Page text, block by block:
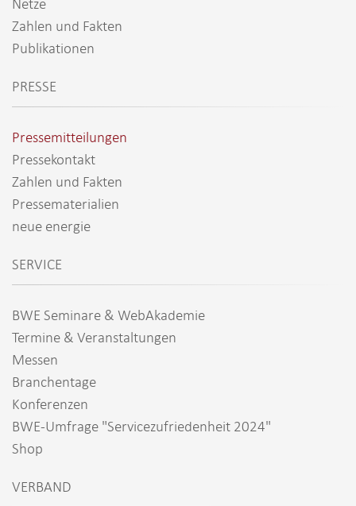
Zahlen und Fakten
Publikationen
PRESSE
Pressemitteilungen
Pressekontakt
Zahlen und Fakten
Pressematerialien
neue energie
SERVICE
BWE Seminare & WebAkademie
Termine & Veranstaltungen
Messen
Branchentage
Konferenzen
BWE-Umfrage "Servicezufriedenheit 2024"
Shop
VERBAND